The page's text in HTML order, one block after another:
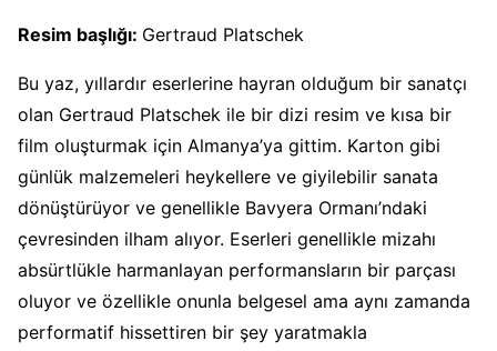
Resim başlığı: Gertraud Platschek
Bu yaz, yıllardır eserlerine hayran olduğum bir sanatçı
olan Gertraud Platschek ile bir dizi resim ve kısa bir
film oluşturmak için Almanya’ya gittim. Karton gibi
günlük malzemeleri heykellere ve giyilebilir sanata
dönüştürüyor ve genellikle Bavyera Ormanı’ndaki
çevresinden ilham alıyor. Eserleri genellikle mizahı
absürtlükle harmanlayan performansların bir parçası
oluyor ve özellikle onunla belgesel ama aynı zamanda
performatif hissettiren bir şey yaratmakla